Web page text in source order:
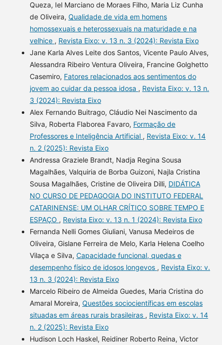
Queza, Iel Marciano de Moraes Filho, Maria Liz Cunha
de Oliveira, Qualidade de vida em homens
homossexuais e heterossexuais na maturidade e na
velhice , Revista Eixo: v. 13 n. 3 (2024): Revista Eixo
Jane Karla Alves Leite dos Santos, Vicente Paulo Alves,
Alessandra Ribeiro Ventura Oliveira, Francine Golghetto
Casemiro, Fatores relacionados aos sentimentos do
jovem ao cuidar da pessoa idosa , Revista Eixo: v. 13 n.
3 (2024): Revista Eixo
Alex Fernando Buitrago, Cláudio Nei Nascimento da
Silva, Roberta Flaborea Favaro, Formação de
Professores e Inteligência Artificial , Revista Eixo: v. 14
n. 2 (2025): Revista Eixo
Andressa Graziele Brandt, Nadja Regina Sousa
Magalhães, Valquiria de Borba Guizoni, Najla Cristina
Sousa Magalhães, Cristine de Oliveira Dilli, DIDÁTICA
NO CURSO DE PEDAGOGIA DO INSTITUTO FEDERAL
CATARINENSE: UM OLHAR CRÍTICO SOBRE TEMPO E
ESPAÇO , Revista Eixo: v. 13 n. 1 (2024): Revista Eixo
Fernanda Nelli Gomes Giuliani, Vanusa Medeiros de
Oliveira, Gislane Ferreira de Melo, Karla Helena Coelho
Vilaça e Silva, Capacidade funcional, quedas e
desempenho físico de idosos longevos , Revista Eixo: v.
13 n. 3 (2024): Revista Eixo
Marcelo Ribeiro de Almeida Guedes, Maria Cristina do
Amaral Moreira, Questões sociocientíficas em escolas
situadas em áreas rurais brasileiras , Revista Eixo: v. 14
n. 2 (2025): Revista Eixo
Hudison Loch Haskel, Reidiner Roberto Reina, Victor